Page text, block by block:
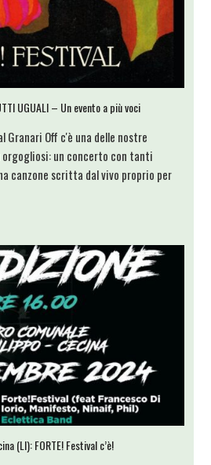
UGUALI – Un evento a più voci
Granari Off c'è una delle nostre
un concerto con tanti
canzone scritta dal vivo proprio per
(LI): FORTE! Festival c’è!